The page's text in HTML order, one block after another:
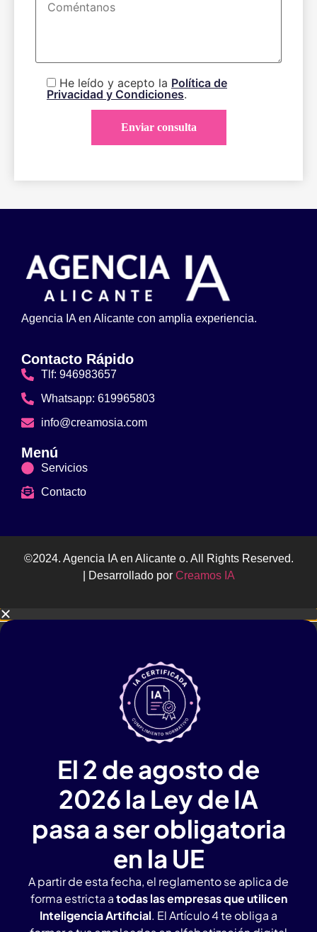
He leído y acepto la Política de
Privacidad y Condiciones.
Agencia IA en Alicante con amplia experiencia.
Contacto Rápido
Tlf: 946983657
Whatsapp: 619965803
info@creamosia.com
Menú
Servicios
Contacto
©2024. Agencia IA en Alicante o. All Rights Reserved.
| Desarrollado por Creamos IA
El 2 de agosto de
2026 la Ley de IA
pasa a ser obligatoria
en la UE
A partir de esta fecha, el reglamento se aplica de
forma estricta atodas las empresas que utilicen
Inteligencia Artificial. El Artículo 4 te obliga a